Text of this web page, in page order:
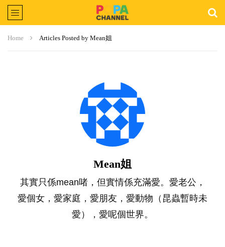
Home Articles Posted by Mean姐
Mean姐
其實只係mean啫，但實情係充滿愛。愛老公，
愛個女，愛家庭，愛朋友，愛動物（昆蟲暫時未
愛），愛呢個世界。